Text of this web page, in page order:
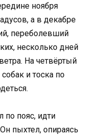
ноября
а в декабре
переболевший
несколько дней
На четвёртый
и тоска по
по пояс, идти
пыхтел, опираясь